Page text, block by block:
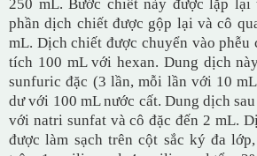
250 mL. Bước chiết này được lặp lại
phần dịch chiết được gộp lại và cô
mL. Dịch chiết được chuyển vào phễu
tích 100 mL với hexan. Dung dịch
sunfuric đặc (3 lần, mỗi lần với 10
dư với 100 mL nước cất. Dung dịch
với natri sunfat và cô đặc đến 2 mL.
được làm sạch trên cột sắc ký đa